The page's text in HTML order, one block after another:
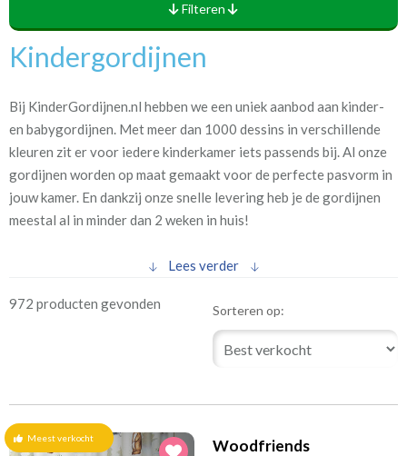
Filteren
Patronen en vormen
Fantasie(19)
Hartjes (32)
Prikkelarme gordijnen
Retro(26)
Ruitjes (24)
Strepen (45)
Cartoon(53)
Cowboys en Indianen (5)
Kindergordijnen
Bij KinderGordijnen.nl hebben we een uniek aanbod aan kinder-
en babygordijnen. Met meer dan 1000 dessins in verschillende
kleuren zit er voor iedere kinderkamer iets passends bij. Al onze
gordijnen worden op maat gemaakt voor de perfecte pasvorm in
jouw kamer. En dankzij onze snelle levering heb je de gordijnen
meestal al in minder dan 2 weken in huis!
Lees verder
972 producten gevonden Sorteren op:
Meest verkocht Woodfriends